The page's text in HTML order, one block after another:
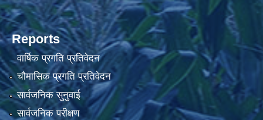
Reports
वार्षिक प्रगति प्रतिवेदन
चौमासिक प्रगति प्रतिवेदन
सार्वजनिक सुनुवाई
सार्वजनिक परीक्षण